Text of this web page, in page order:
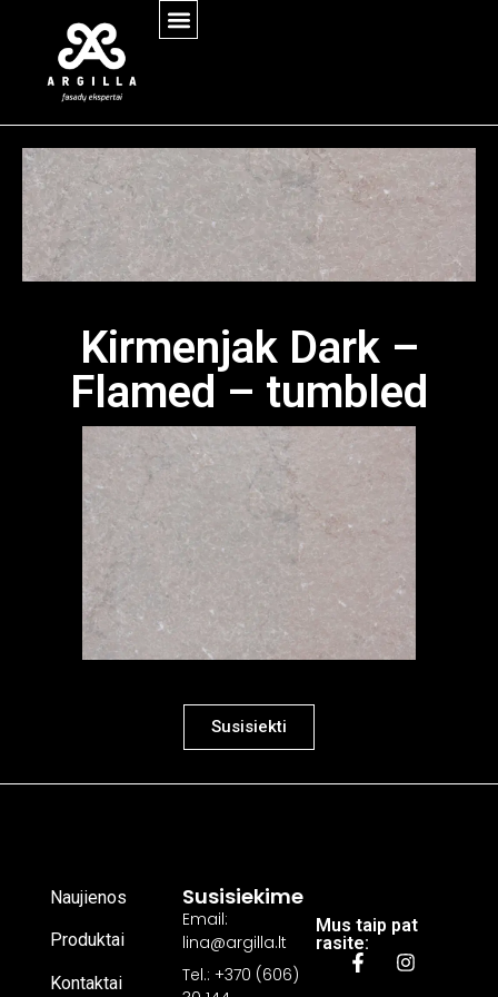
Kirmenjak Dark –
Flamed – tumbled
Susisiekti
Mus taip pat
rasite:
Naujienos
Produktai
Kontaktai
Susisiekime
Email:
lina@argilla.lt
Tel.: +370 (606)